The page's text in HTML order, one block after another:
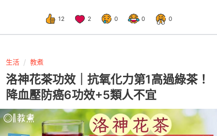
12 2 0 0 0
生活 教煮
洛神花茶功效｜抗氧化力第1高過綠茶！
降血壓防癌6功效+5類人不宜